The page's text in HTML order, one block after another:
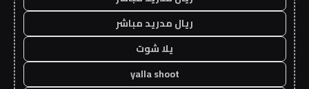
ريال مدريد مباشر
يلا شوت
yalla shoot